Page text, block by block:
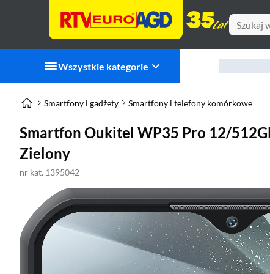
Wszystkie kategorie
Smartfony i gadżety Smartfony i telefony komórkowe
Smartfon Oukitel WP35 Pro 12/
Zielony
nr kat. 1395042